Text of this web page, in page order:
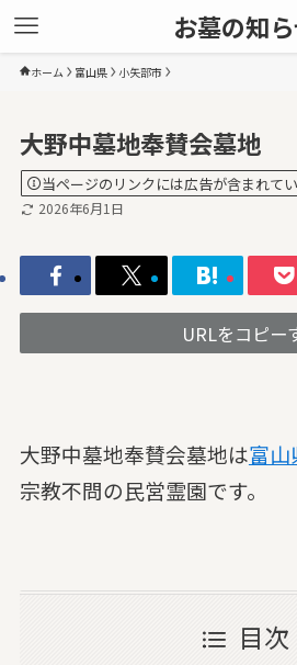
お墓の知
ホーム 富山県 小矢部市
大野中墓地奉賛会墓地
当ページのリンクには広告が含まれてい
2026年6月1日
URLをコピー
大野中墓地奉賛会墓地は富山
宗教不問の民営霊園です。
目次